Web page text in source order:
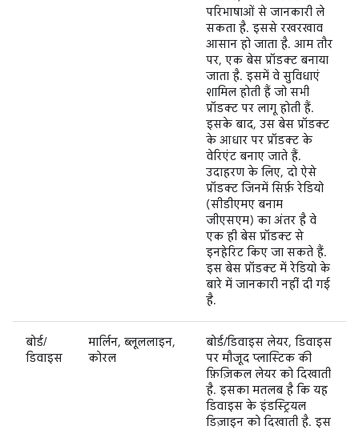
परिभाषाओं से जानकारी ले
सकता है. इससे रखरखाव
आसान हो जाता है. आम तौर
पर, एक बेस प्रॉडक्ट बनाया
जाता है. इसमें वे सुविधाएं
शामिल होती हैं जो सभी
प्रॉडक्ट पर लागू होती हैं.
इसके बाद, उस बेस प्रॉडक्ट
के आधार पर प्रॉडक्ट के
वेरिएंट बनाए जाते हैं.
उदाहरण के लिए, दो ऐसे
प्रॉडक्ट जिनमें सिर्फ़ रेडियो
(सीडीएमए बनाम
जीएसएम) का अंतर है वे
एक ही बेस प्रॉडक्ट से
इनहेरिट किए जा सकते हैं.
इस बेस प्रॉडक्ट में रेडियो के
बारे में जानकारी नहीं दी गई
है.
बोर्ड/
डिवाइस
मार्लिन, ब्लूललाइन,
कोरल
बोर्ड/डिवाइस लेयर, डिवाइस
पर मौजूद प्लास्टिक की
फ़िज़िकल लेयर को दिखाती
है. इसका मतलब है कि यह
डिवाइस के इंडस्ट्रियल
डिज़ाइन को दिखाती है. इस